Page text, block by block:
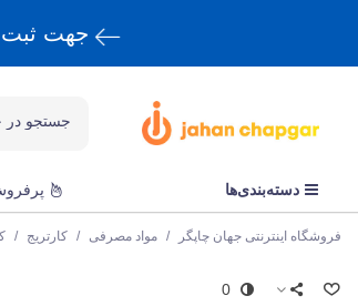
جهت ثبت
دسته‌بندی‌ها
فروشگاه اینترنتی جهان چاپگر / مواد مصرفی / کارتریج /
0